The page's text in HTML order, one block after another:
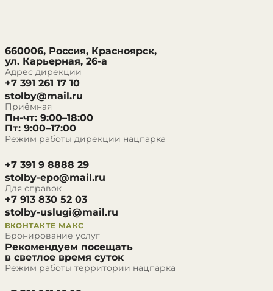
660006, Россия, Красноярск,
ул. Карьерная, 26-а
Адрес дирекции
+7 391 261 17 10
stolby@mail.ru
Приёмная
Пн-чт: 9:00–18:00
Пт: 9:00–17:00
Режим работы дирекции нацпарка
+7 391 9 8888 29
stolby-epo@mail.ru
Для справок
+7 913 830 52 03
stolby-uslugi@mail.ru
ВКОНТАКТЕ МАКС
Бронирование услуг
Рекомендуем посещать
в светлое время суток
Режим работы территории нацпарка